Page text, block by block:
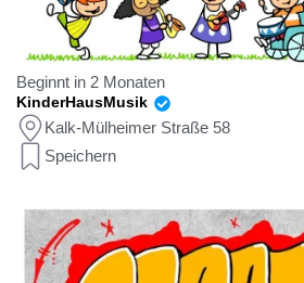
Beginnt in 2 Monaten
KinderHausMusik
Kalk-Mülheimer Straße 58
Speichern